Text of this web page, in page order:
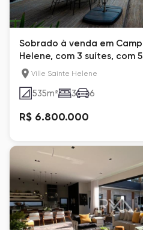
Sobrado à venda em
Helene, com 3 suítes, com
Hélène
Ville Sainte Helene
535m² 3 6
R$ 6.800.000